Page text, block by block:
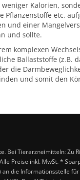
Kalorien,
etc.
und einer
und sollte.
komplexen
Ballaststoffe (z.B.
die
und somit den
Bei Tierarzneimitteln: Zu
Preise inkl. MwSt. *
die Informationsstelle